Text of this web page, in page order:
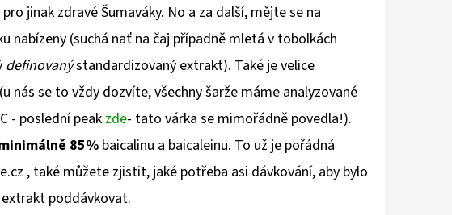
jinak zdravé Šumaváky. No a za další, mějte se na
nabízeny (suchá nať na čaj případně mletá v tobolkách
definovanýstandardizovaný extrakt). Také je velice
nás se to vždy dozvíte, všechny šarže máme analyzované
- poslední peakzde- tato várka se mimořádně povedla!).
85% baicalinu a baicaleinu. To už je pořádná
, také můžete zjistit, jaké potřeba asi dávkování, aby bylo
poddávkovat.